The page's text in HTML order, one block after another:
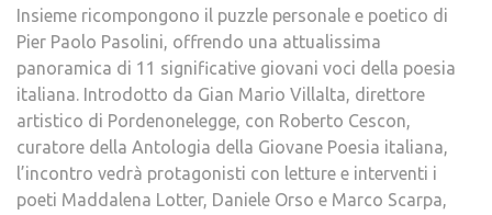
Insieme ricompongono il puzzle personale e poetico di
Pier Paolo Pasolini, offrendo una attualissima
panoramica di 11 significative giovani voci della poesia
italiana. Introdotto da Gian Mario Villalta, direttore
artistico di Pordenonelegge, con Roberto Cescon,
curatore della Antologia della Giovane Poesia italiana,
l’incontro vedrà protagonisti con letture e interventi i
poeti Maddalena Lotter, Daniele Orso e Marco Scarpa,